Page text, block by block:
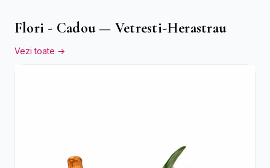
Flori - Cadou — Vetresti-Herastrau
Vezi toate →